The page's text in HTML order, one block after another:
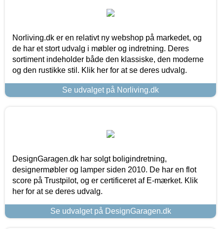
Norliving.dk er en relativt ny webshop på markedet, og
de har et stort udvalg i møbler og indretning. Deres
sortiment indeholder både den klassiske, den moderne
og den rustikke stil. Klik her for at se deres udvalg.
Se udvalget på Norliving.dk
DesignGaragen.dk har solgt boligindretning,
designermøbler og lamper siden 2010. De har en flot
score på Trustpilot, og er certificeret af E-mærket. Klik
her for at se deres udvalg.
Se udvalget på DesignGaragen.dk